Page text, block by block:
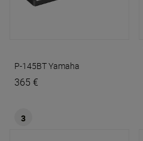
P-145BTYamaha
365 €
3